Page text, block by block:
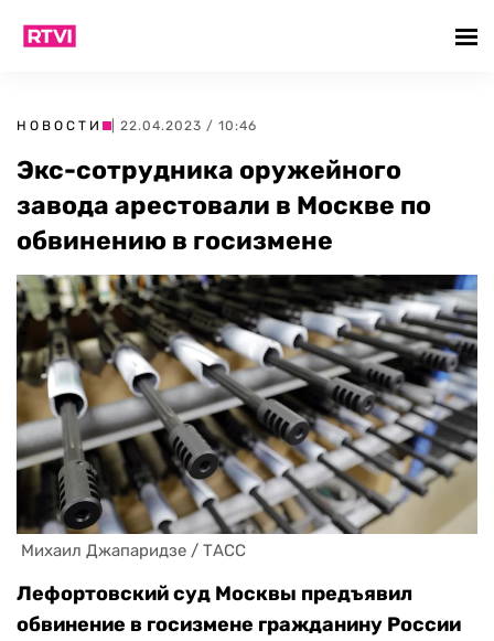
НОВОСТИ | 22.04.2023 / 10:46
Экс-сотрудника оружейного
завода арестовали в Москве по
обвинению в госизмене
Михаил Джапаридзе / ТАСС
Лефортовский суд Москвы предъявил
обвинение в госизмене гражданину России